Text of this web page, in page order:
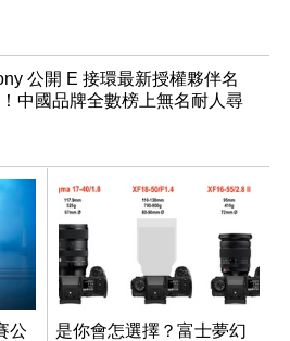
公開 E 接環最新授權夥伴名
中國品牌全數榜上無名耐人尋
公
是你會怎選擇？富士夢幻